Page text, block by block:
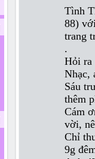
Tình
88)
trang
.
Hỏi ra
Nhạc,
Sáu
thêm
Cám
vời,
Chỉ
9g